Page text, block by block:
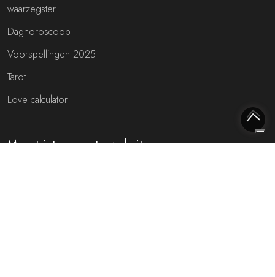
waarzegster
Daghoroscoop
Voorspellingen 2025
Tarot
Love calculator
Meest interessante websites